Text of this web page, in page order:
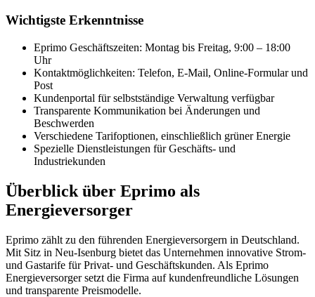
Wichtigste Erkenntnisse
Eprimo Geschäftszeiten: Montag bis Freitag, 9:00 – 18:00
Uhr
Kontaktmöglichkeiten: Telefon, E-Mail, Online-Formular und
Post
Kundenportal für selbstständige Verwaltung verfügbar
Transparente Kommunikation bei Änderungen und
Beschwerden
Verschiedene Tarifoptionen, einschließlich grüner Energie
Spezielle Dienstleistungen für Geschäfts- und
Industriekunden
Überblick über Eprimo als
Energieversorger
Eprimo zählt zu den führenden Energieversorgern in Deutschland.
Mit Sitz in Neu-Isenburg bietet das Unternehmen innovative Strom-
und Gastarife für Privat- und Geschäftskunden. Als Eprimo
Energieversorger setzt die Firma auf kundenfreundliche Lösungen
und transparente Preismodelle.